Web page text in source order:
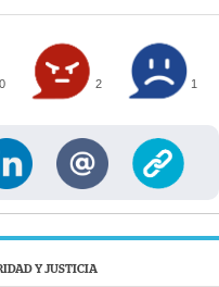
0 2 1
Y JUSTICIA